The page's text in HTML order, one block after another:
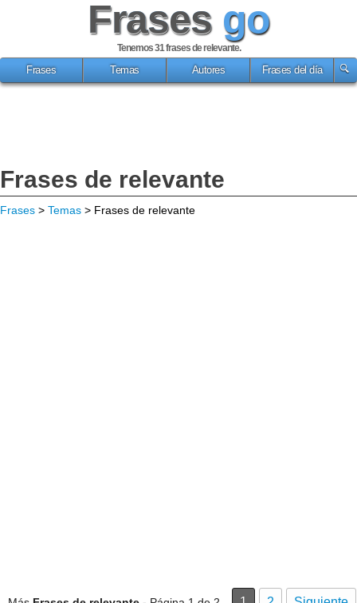
Frases go
Tenemos 31frases de relevante.
Frases
Temas Autores Frases del día
Frases de relevante
Frases > Temas > Frases de relevante